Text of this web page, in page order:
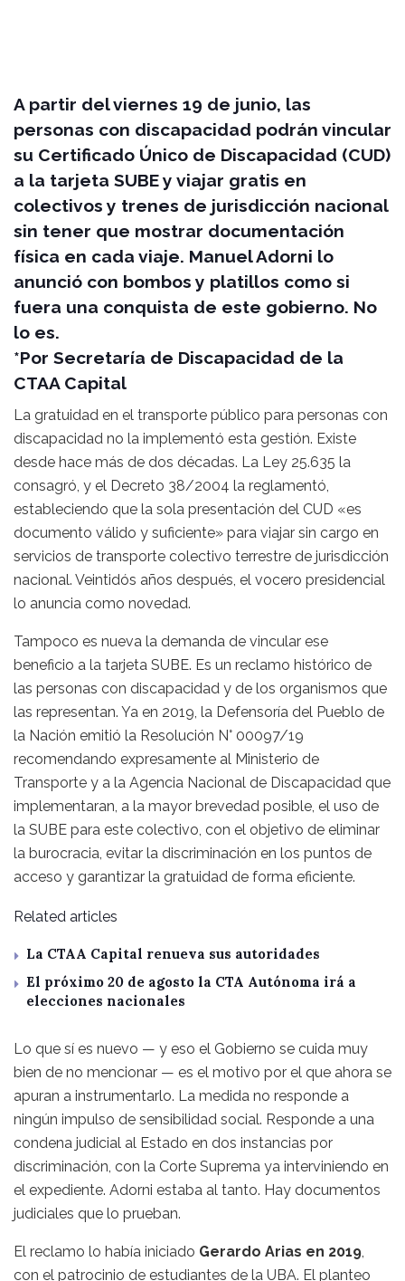
A partir del viernes 19 de junio, las
personas con discapacidad podrán vincular
su Certificado Único de Discapacidad (CUD)
a la tarjeta SUBE y viajar gratis en
colectivos y trenes de jurisdicción nacional
sin tener que mostrar documentación
física en cada viaje. Manuel Adorni lo
anunció con bombos y platillos como si
fuera una conquista de este gobierno. No
lo es.
*Por Secretaría de Discapacidad de la
CTAA Capital
La gratuidad en el transporte público para personas con
discapacidad no la implementó esta gestión. Existe
desde hace más de dos décadas. La Ley 25.635 la
consagró, y el Decreto 38/2004 la reglamentó,
estableciendo que la sola presentación del CUD «es
documento válido y suficiente» para viajar sin cargo en
servicios de transporte colectivo terrestre de jurisdicción
nacional. Veintidós años después, el vocero presidencial
lo anuncia como novedad.
Tampoco es nueva la demanda de vincular ese
beneficio a la tarjeta SUBE. Es un reclamo histórico de
las personas con discapacidad y de los organismos que
las representan. Ya en 2019, la Defensoría del Pueblo de
la Nación emitió la Resolución N° 00097/19
recomendando expresamente al Ministerio de
Transporte y a la Agencia Nacional de Discapacidad que
implementaran, a la mayor brevedad posible, el uso de
la SUBE para este colectivo, con el objetivo de eliminar
la burocracia, evitar la discriminación en los puntos de
acceso y garantizar la gratuidad de forma eficiente.
Related articles
La CTAA Capital renueva sus autoridades
El próximo 20 de agosto la CTA Autónoma irá a
elecciones nacionales
Lo que sí es nuevo — y eso el Gobierno se cuida muy
bien de no mencionar — es el motivo por el que ahora se
apuran a instrumentarlo. La medida no responde a
ningún impulso de sensibilidad social. Responde a una
condena judicial al Estado en dos instancias por
discriminación, con la Corte Suprema ya interviniendo en
el expediente. Adorni estaba al tanto. Hay documentos
judiciales que lo prueban.
El reclamo lo había iniciado Gerardo Arias en 2019,
con el patrocinio de estudiantes de la UBA. El planteo